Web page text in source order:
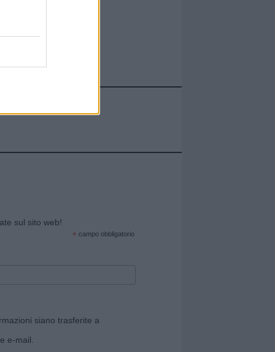
sul sito web!
* campo obbligatorio
siano trasferite a
e-mail.